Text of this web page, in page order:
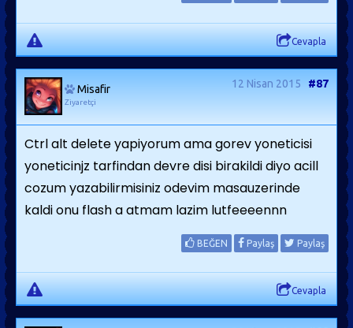
Cevapla
Misafir
Ziyaretçi
12 Nisan 2015 #87
Ctrl alt delete yapiyorum ama gorev yoneticisi
yoneticinjz tarfindan devre disi birakildi diyo acill
cozum yazabilirmisiniz odevim masauzerinde
kaldi onu flash a atmam lazim lutfeeeennn
BEĞEN Paylaş Paylaş
Cevapla